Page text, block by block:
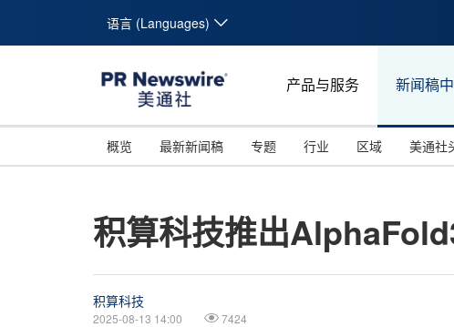
语言 (Languages)
产品与服务 新闻稿
概览 最新新闻稿 专题 行业 区域 美通社
积算科技推出
积算科技
2025-08-13 14:00 7424